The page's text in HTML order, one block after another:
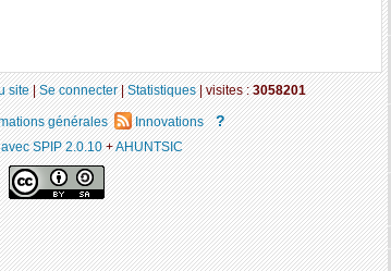
site|Se connecter|Statistiques|visites :3058201
générales Innovations ?
SPIP 2.0.10+AHUNTSIC